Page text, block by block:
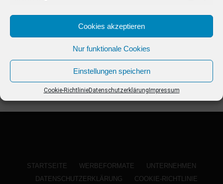
Cookies akzeptieren
Nur funktionale Cookies
Einstellungen speichern
Cookie-RichtlinieDatenschutzerklärung Impressum
STARTSEITE WERBEFORMATE
UNTERNEHMEN
DATENSCHUTZERKLÄRUNG
COOKIE-RICHTLINIE